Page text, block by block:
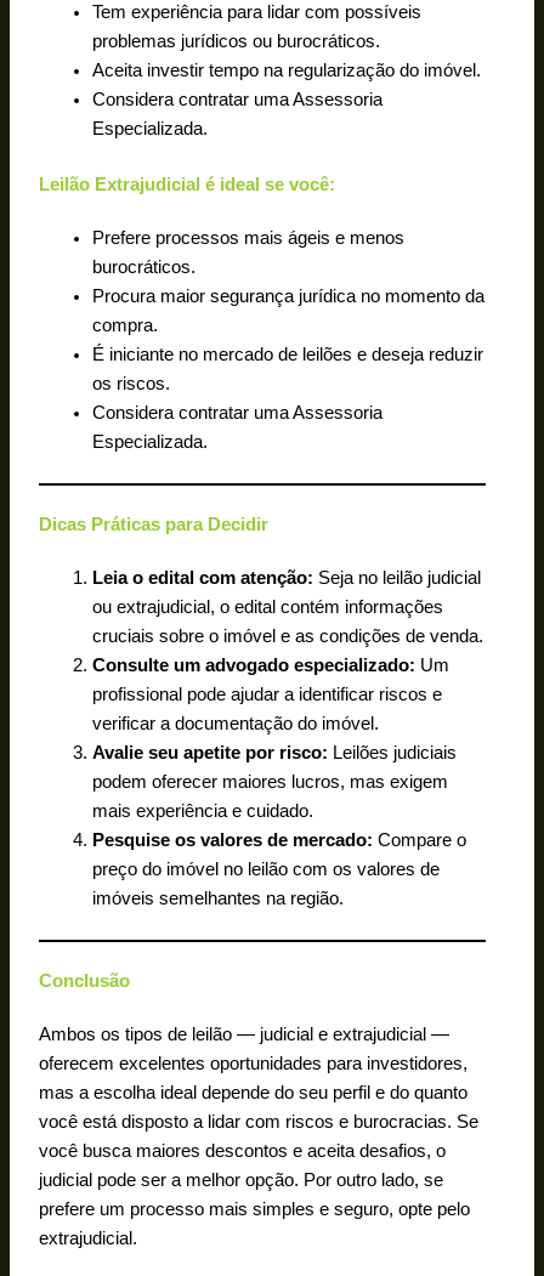
Tem experiência para lidar com possíveis
problemas jurídicos ou burocráticos.
Aceita investir tempo na regularização do imóvel.
Considera contratar uma Assessoria
Especializada.
Leilão Extrajudicial é ideal se você:
Prefere processos mais ágeis e menos
burocráticos.
Procura maior segurança jurídica no momento da
compra.
É iniciante no mercado de leilões e deseja reduzir
os riscos.
Considera contratar uma Assessoria
Especializada.
Dicas Práticas para Decidir
Leia o edital com atenção: Seja no leilão judicial
ou extrajudicial, o edital contém informações
cruciais sobre o imóvel e as condições de venda.
Consulte um advogado especializado: Um
profissional pode ajudar a identificar riscos e
verificar a documentação do imóvel.
Avalie seu apetite por risco: Leilões judiciais
podem oferecer maiores lucros, mas exigem
mais experiência e cuidado.
Pesquise os valores de mercado: Compare o
preço do imóvel no leilão com os valores de
imóveis semelhantes na região.
Conclusão
Ambos os tipos de leilão — judicial e extrajudicial —
oferecem excelentes oportunidades para investidores,
mas a escolha ideal depende do seu perfil e do quanto
você está disposto a lidar com riscos e burocracias. Se
você busca maiores descontos e aceita desafios, o
judicial pode ser a melhor opção. Por outro lado, se
prefere um processo mais simples e seguro, opte pelo
extrajudicial.